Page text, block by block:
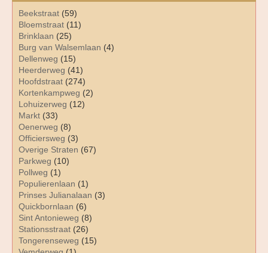
Beekstraat (59)
Bloemstraat (11)
Brinklaan (25)
Burg van Walsemlaan (4)
Dellenweg (15)
Heerderweg (41)
Hoofdstraat (274)
Kortenkampweg (2)
Lohuizerweg (12)
Markt (33)
Oenerweg (8)
Officiersweg (3)
Overige Straten (67)
Parkweg (10)
Pollweg (1)
Populierenlaan (1)
Prinses Julianalaan (3)
Quickbornlaan (6)
Sint Antonieweg (8)
Stationsstraat (26)
Tongerenseweg (15)